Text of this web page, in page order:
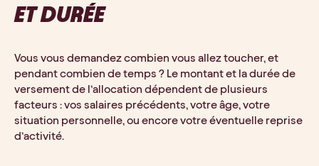
ET DURÉE
Vous vous demandez combien vous allez toucher, et
pendant combien de temps ? Le montant et la durée de
versement de l’allocation dépendent de plusieurs
facteurs : vos salaires précédents, votre âge, votre
situation personnelle, ou encore votre éventuelle reprise
d’activité.